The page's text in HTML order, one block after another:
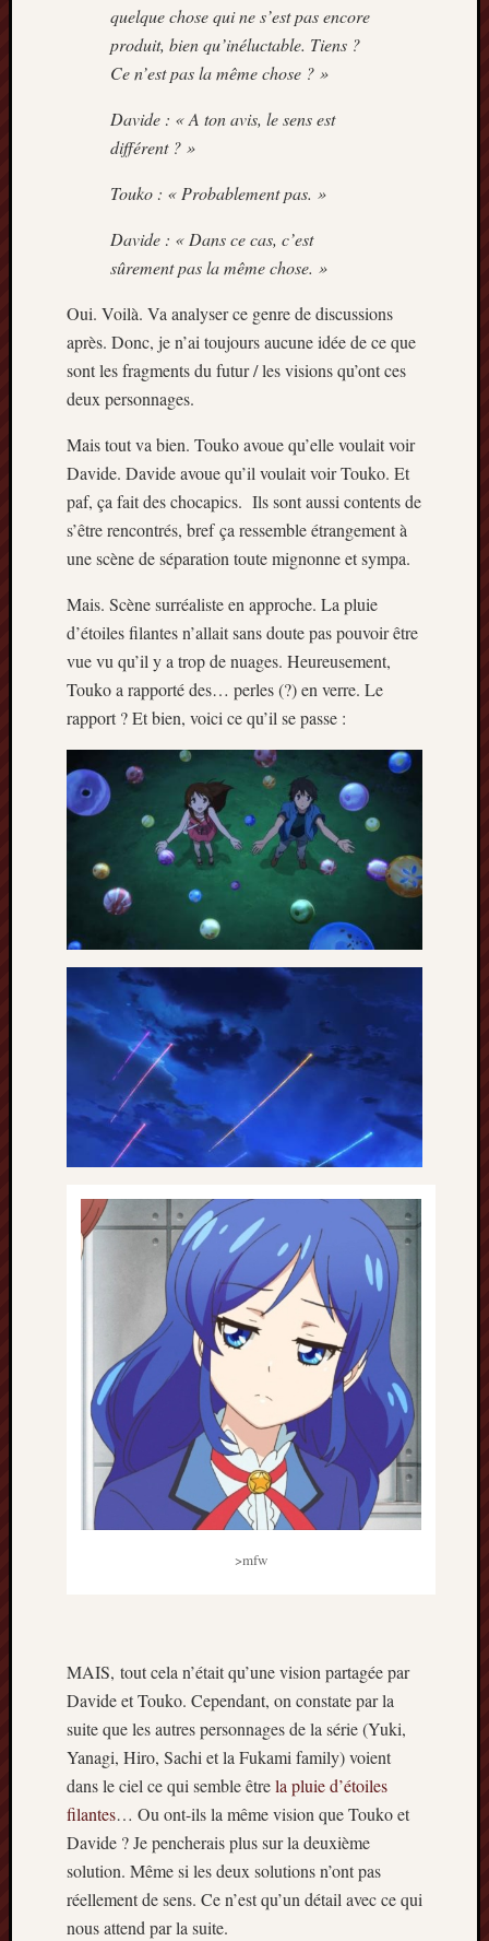
quelque chose qui ne s’est pas encore
produit, bien qu’inéluctable. Tiens ?
Ce n’est pas la même chose ? »
Davide : « A ton avis, le sens est
différent ? »
Touko : « Probablement pas. »
Davide : « Dans ce cas, c’est
sûrement pas la même chose. »
Oui. Voilà. Va analyser ce genre de discussions
après. Donc, je n’ai toujours aucune idée de ce que
sont les fragments du futur / les visions qu’ont ces
deux personnages.
Mais tout va bien. Touko avoue qu’elle voulait voir
Davide. Davide avoue qu’il voulait voir Touko. Et
paf, ça fait des chocapics. Ils sont aussi contents de
s’être rencontrés, bref ça ressemble étrangement à
une scène de séparation toute mignonne et sympa.
Mais. Scène surréaliste en approche. La pluie
d’étoiles filantes n’allait sans doute pas pouvoir être
vue vu qu’il y a trop de nuages. Heureusement,
Touko a rapporté des… perles (?) en verre. Le
rapport ? Et bien, voici ce qu’il se passe :
>mfw
MAIS, tout cela n’était qu’une vision partagée par
Davide et Touko. Cependant, on constate par la
suite que les autres personnages de la série (Yuki,
Yanagi, Hiro, Sachi et la Fukami family) voient
dans le ciel ce qui semble êtrela pluie d’étoiles
filantes… Ou ont-ils la même vision que Touko et
Davide ? Je pencherais plus sur la deuxième
solution. Même si les deux solutions n’ont pas
réellement de sens. Ce n’est qu’un détail avec ce qui
nous attend par la suite.